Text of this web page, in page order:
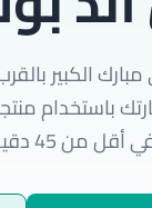
الكبير
باستخدام
من 45 دقيقة.